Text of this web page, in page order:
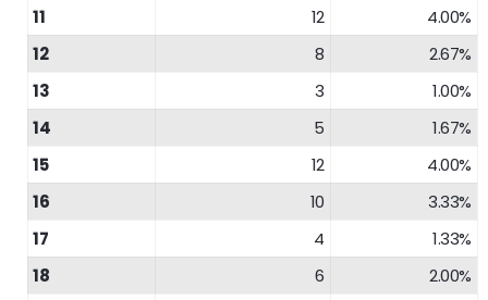
11
12
4.00%
12
8
2.67%
13
3
1.00%
14
5
1.67%
15
12
4.00%
16
10
3.33%
17
4
1.33%
18
6
2.00%